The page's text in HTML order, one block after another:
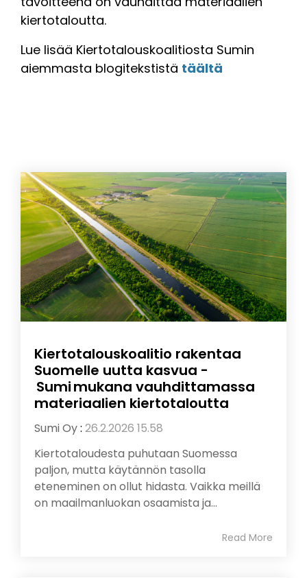
kiertotaloutta.
Lue lisää Kiertotalouskoalitiosta Sumin
aiemmasta blogitekstistä täältä
Kiertotalouskoalitio rakentaa
Suomelle uutta kasvua -
Sumi mukana vauhdittamassa
materiaalien kiertotaloutta
Sumi Oy: 26.2.2026 15.58
Kiertotaloudesta puhutaan Suomessa
paljon, mutta käytännön tasolla
eteneminen on ollut hidasta. Vaikka meillä
on maailmanluokan osaamista ja...
Read More